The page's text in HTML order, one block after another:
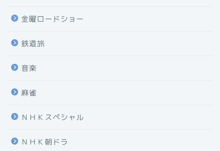
金曜ロードショー
鉄道旅
音楽
麻雀
ＮＨＫスペシャル
ＮＨＫ朝ドラ